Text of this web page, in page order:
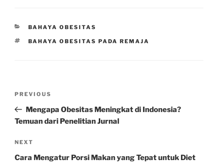
CATEGORIES
BAHAYA OBESITAS
TAGS
BAHAYA OBESITAS PADA REMAJA
Previous
Post
PREVIOUS
Mengapa Obesitas Meningkat di Indonesia?
Temuan dari Penelitian Jurnal
Next
Post
NEXT
Cara Mengatur Porsi Makan yang Tepat untuk Diet